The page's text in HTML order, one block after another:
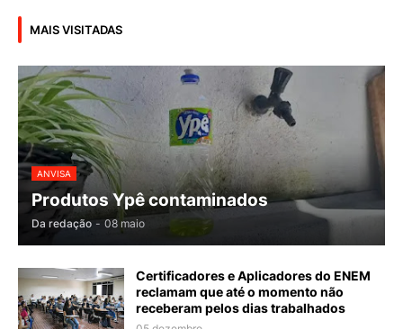
MAIS VISITADAS
ANVISA
Produtos Ypê contaminados
Da redação - 08 maio
Certificadores e Aplicadores do ENEM
reclamam que até o momento não
receberam pelos dias trabalhados